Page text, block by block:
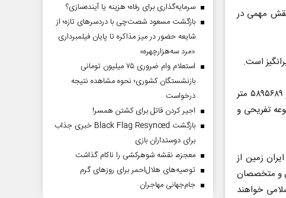
مهمی در
است.
گهر پارک؛ گویا گوهری در دل کویراست؛ مجموعه‌ عظیم گهر در مساحتی با متراژ ۵۸۹۵۶۸۹ متر
تفریحی و
زمین از
و متخصصان
خواهند
سرمایه‌گذاری برای رفاه؛ هزینه یا آینده‌سازی؟
بازگشت مسعود شصت‌چی با دردسر‌های تازه؛ از
شایعه حضور در میز مذاکره تا پایان فیلمبرداری
«مرد سه‌هزارچهره»
استعلام وام ضروری ۷۵ میلیون تومانی
بازنشستگان کشوری؛ نحوه مشاهده نتیجه
درخواست
اجیر کردن قاتل برای کشتن همسر!
بازگشت Black Flag Resynced خبری جذاب
برای دوستداران بازی
معجزه، نقشه شوهرکشی را ناکام گذاشت
توصیه‌های هلال‌احمر برای روز‌های گرم
جام‌جهانی مهاجران